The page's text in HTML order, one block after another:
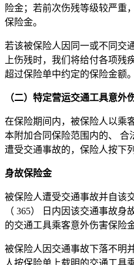
险金；若前次伤残等级较严重
保险金。
若该被保险人因同一或不同交
上伤残时，我们将给付各项残
超过保险单中约定的保险金额。
（二）特定营运交通工具意外
在保险期间内，被保险人以乘
本附加合同保险范围内的、 合
遭受交通事故的，保险人按下
身故保险金
被保险人遭受交通事故并自该
（ 365） 日内因该交通事故
的交通工具乘客意外伤害保险
被保险人因交通事故下落不明